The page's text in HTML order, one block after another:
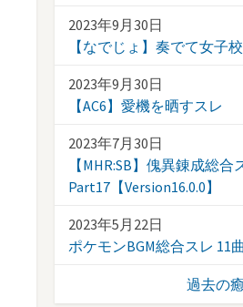
2023年9月30日
【なでじょ】奏でて女子
2023年9月30日
【AC6】愛機を晒すスレ
2023年7月30日
【MHR:SB】傀異錬成総合
Part17【Version16.0.0】
2023年5月22日
ポケモンBGM総合スレ 11
過去の